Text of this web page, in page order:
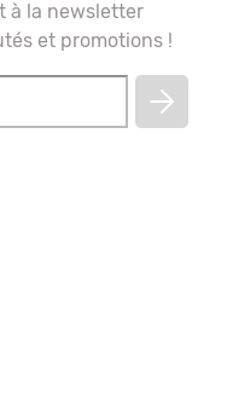
à la newsletter
et promotions !